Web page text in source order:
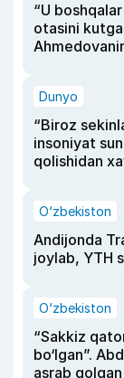
“U
otasini
Dunyo
“Biroz
insoniyat
qolishidan
O‘zbekiston
Andijonda
joylab, YTH
O‘zbekiston
“Sakkiz
bo‘lgan”.
asrab